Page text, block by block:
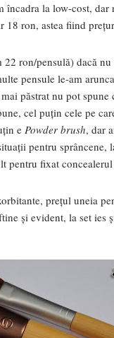
la low-cost, dar
18 ron, astea fiind
ron/pensulă) dacă
pensule le-am
păstrat nu pot spune
cel puțin cele pe
e Powder brush, dar
pentru sprâncene,
pentru fixat
prețul uneia
și evident, la set ies